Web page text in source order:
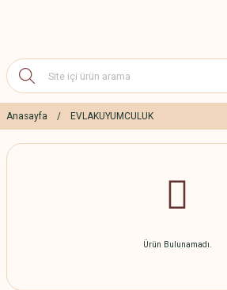
Anasayfa EVLAKUYUMCULUK
Ürün Bulunamadı.